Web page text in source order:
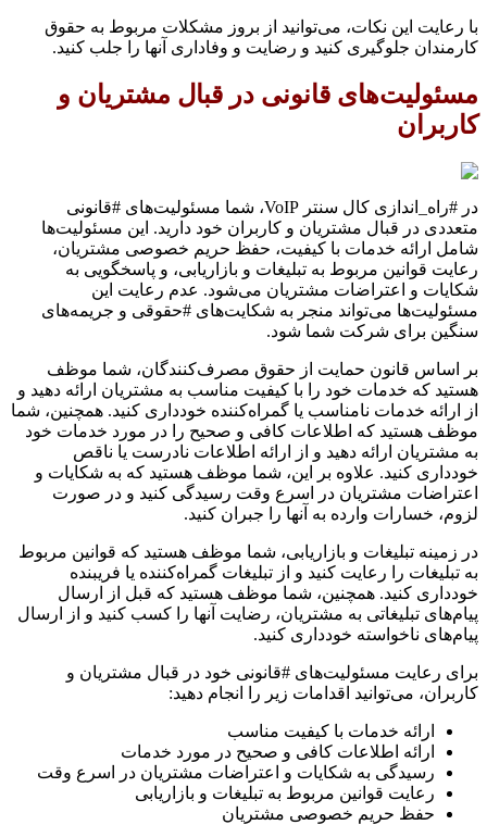
با رعایت این نکات، می‌توانید از بروز مشکلات مربوط به حقوق
کارمندان جلوگیری کنید و رضایت و وفاداری آنها را جلب کنید.
مسئولیت‌های قانونی در قبال مشتریان و
کاربران
در #راه_اندازی کال سنتر VoIP، شما مسئولیت‌های #قانونی
متعددی در قبال مشتریان و کاربران خود دارید. این مسئولیت‌ها
شامل ارائه خدمات با کیفیت، حفظ حریم خصوصی مشتریان،
رعایت قوانین مربوط به تبلیغات و بازاریابی، و پاسخگویی به
شکایات و اعتراضات مشتریان می‌شود. عدم رعایت این
مسئولیت‌ها می‌تواند منجر به شکایت‌های #حقوقی و جریمه‌های
سنگین برای شرکت شما شود.
بر اساس قانون حمایت از حقوق مصرف‌کنندگان، شما موظف
هستید که خدمات خود را با کیفیت مناسب به مشتریان ارائه دهید و
از ارائه خدمات نامناسب یا گمراه‌کننده خودداری کنید. همچنین، شما
موظف هستید که اطلاعات کافی و صحیح را در مورد خدمات خود
به مشتریان ارائه دهید و از ارائه اطلاعات نادرست یا ناقص
خودداری کنید. علاوه بر این، شما موظف هستید که به شکایات و
اعتراضات مشتریان در اسرع وقت رسیدگی کنید و در صورت
لزوم، خسارات وارده به آنها را جبران کنید.
در زمینه تبلیغات و بازاریابی، شما موظف هستید که قوانین مربوط
به تبلیغات را رعایت کنید و از تبلیغات گمراه‌کننده یا فریبنده
خودداری کنید. همچنین، شما موظف هستید که قبل از ارسال
پیام‌های تبلیغاتی به مشتریان، رضایت آنها را کسب کنید و از ارسال
پیام‌های ناخواسته خودداری کنید.
برای رعایت مسئولیت‌های #قانونی خود در قبال مشتریان و
کاربران، می‌توانید اقدامات زیر را انجام دهید:
ارائه خدمات با کیفیت مناسب
ارائه اطلاعات کافی و صحیح در مورد خدمات
رسیدگی به شکایات و اعتراضات مشتریان در اسرع وقت
رعایت قوانین مربوط به تبلیغات و بازاریابی
حفظ حریم خصوصی مشتریان